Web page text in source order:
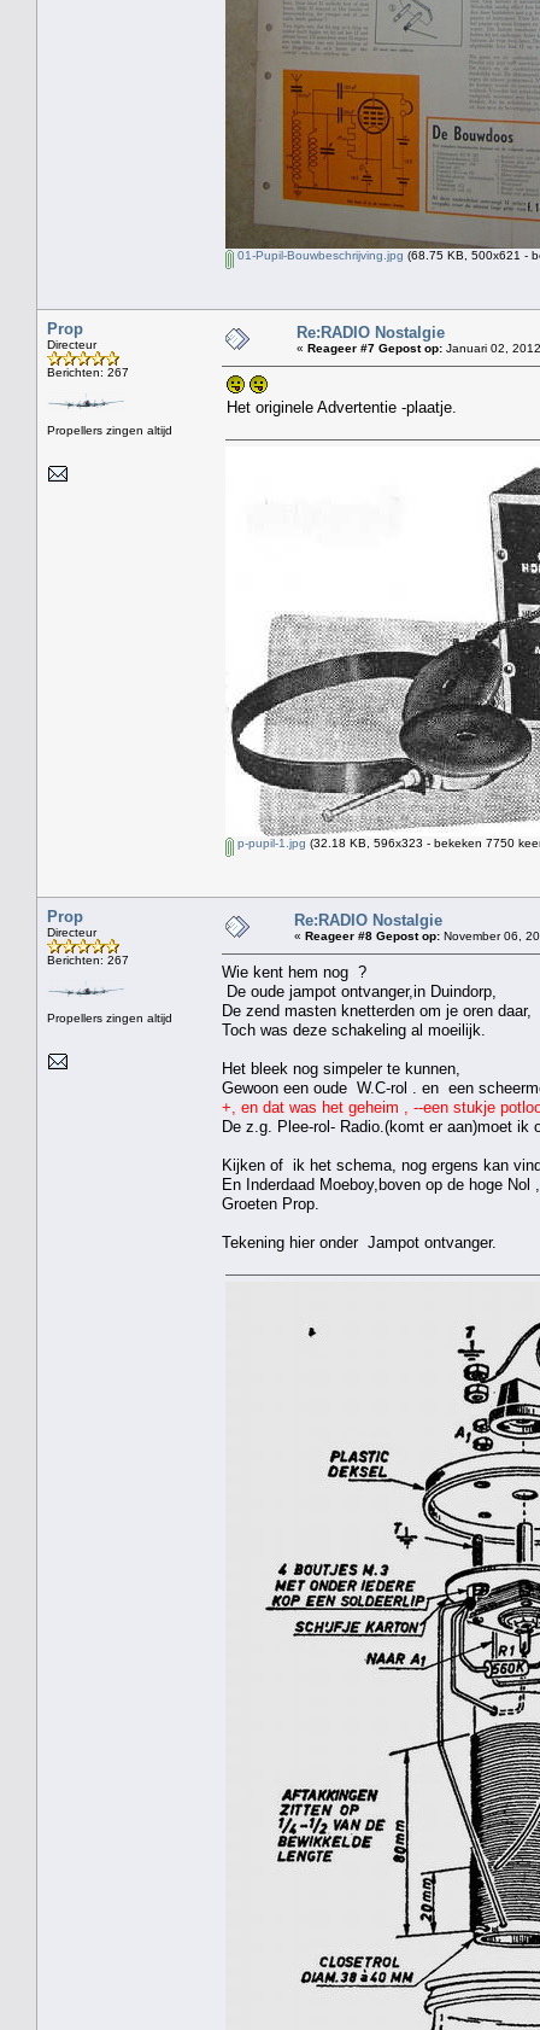
01-Pupil-Bouwbeschrijving.jpg (68.75 KB, 500x621 -
Prop
Directeur
Berichten: 267
Propellers zingen altijd
Re:RADIO Nostalgie
« Reageer #7 Gepost op: Januari 02,
Het originele Advertentie -plaatje.
p-pupil-1.jpg (32.18 KB, 596x323 - bekeken 7750
Prop
Directeur
Berichten: 267
Propellers zingen altijd
Re:RADIO Nostalgie
« Reageer #8 Gepost op: November 06,
Wie kent hem nog ?
De oude jampot ontvanger,in Duindorp,
De zend masten knetterden om je oren daar,
Toch was deze schakeling al moeilijk.
Het bleek nog simpeler te kunnen,
Gewoon een oude W.C-rol . en een
+, en dat was het geheim , --een stukje
De z.g. Plee-rol- Radio.(komt er aan)moet ik
Kijken of ik het schema, nog ergens kan
En Inderdaad Moeboy,boven op de hoge
Groeten Prop.
Tekening hier onder Jampot ontvanger.